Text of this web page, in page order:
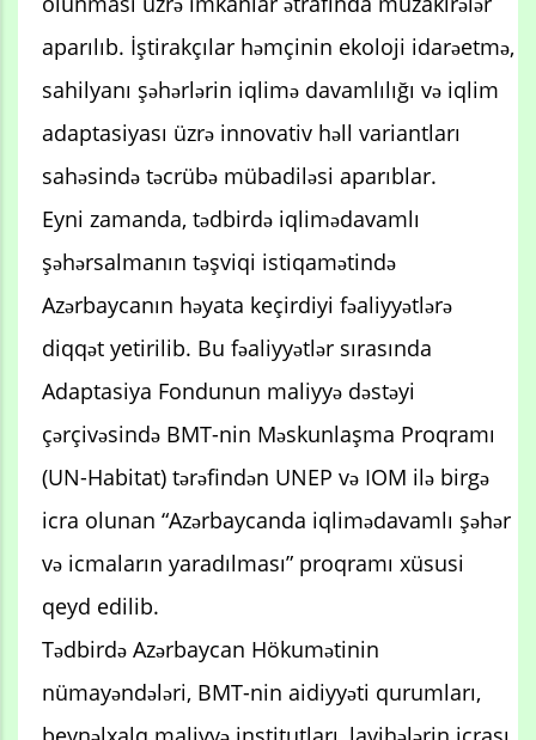
aparılıb. İştirakçılar həmçinin ekoloji idarəetmə,
sahilyanı şəhərlərin iqlimə davamlılığı və iqlim
adaptasiyası üzrə innovativ həll variantları
sahəsində təcrübə mübadiləsi aparıblar.
Eyni zamanda, tədbirdə iqlimədavamlı
şəhərsalmanın təşviqi istiqamətində
Azərbaycanın həyata keçirdiyi fəaliyyətlərə
diqqət yetirilib. Bu fəaliyyətlər sırasında
Adaptasiya Fondunun maliyyə dəstəyi
çərçivəsində BMT-nin Məskunlaşma Proqramı
(UN-Habitat) tərəfindən UNEP və IOM ilə birgə
icra olunan “Azərbaycanda iqlimədavamlı şəhər
və icmaların yaradılması” proqramı xüsusi
qeyd edilib.
Tədbirdə Azərbaycan Hökumətinin
nümayəndələri, BMT-nin aidiyyəti qurumları,